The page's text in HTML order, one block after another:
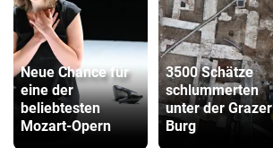
Neue Chance für
eine der
beliebtesten
Mozart-Opern
3500 Schätze
schlummerten
unter der Grazer
Burg